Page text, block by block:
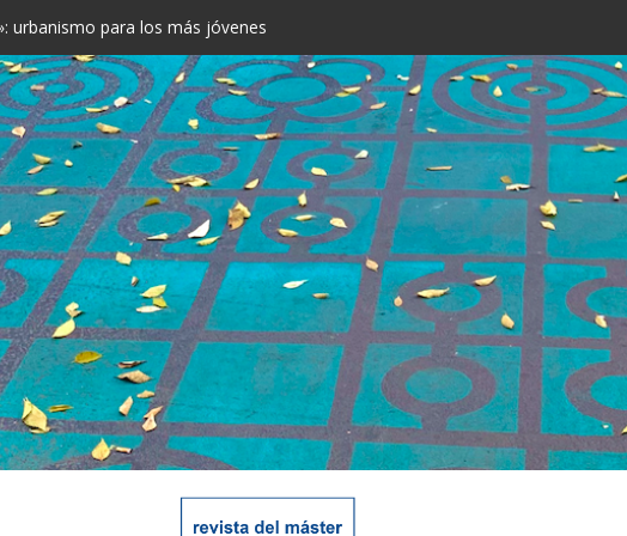
más espacio para los peatones
Antoni: opiniones contrastadas
“Las ciudades son inconscientemente discriminatorias”
el verde toma las calles